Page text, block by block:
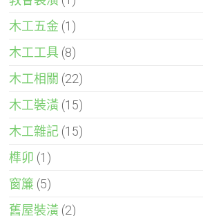
木工五金 (1)
木工工具 (8)
木工相關 (22)
木工裝潢 (15)
木工雜記 (15)
榫卯 (1)
窗簾 (5)
舊屋裝潢 (2)